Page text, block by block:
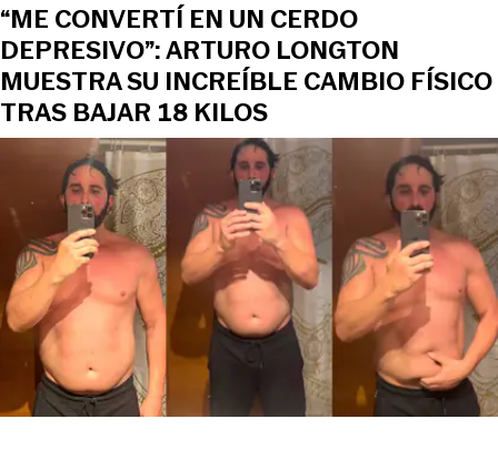
“ME CONVERTÍ EN UN CERDO
DEPRESIVO”: ARTURO LONGTON
MUESTRA SU INCREÍBLE CAMBIO FÍSICO
TRAS BAJAR 18 KILOS